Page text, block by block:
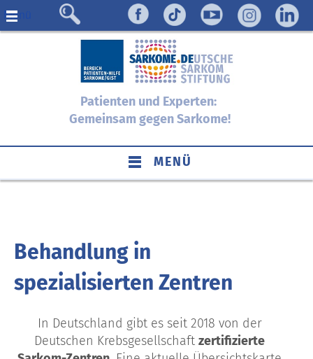
Menü
Patienten und Experten:
Gemeinsam gegen Sarkome!
MENÜ
Behandlung in
spezialisierten Zentren
In Deutschland gibt es seit 2018 von der
Deutschen Krebsgesellschaft zertifizierte